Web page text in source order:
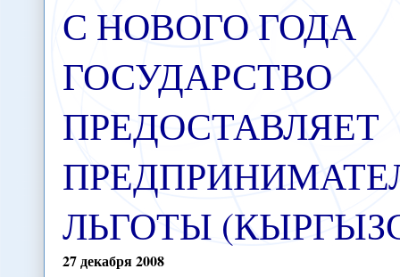
С НОВОГО ГОДА
ГОСУДАРСТВО
ПРЕДОСТАВЛЯЕТ
ЛЬГОТЫ
27декабря2008